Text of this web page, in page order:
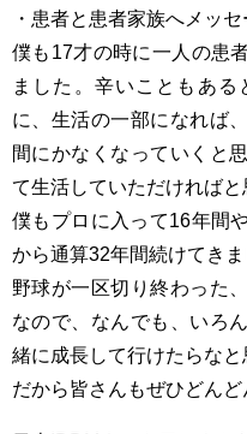
・患者と患者家族へメッセ
僕も17才の時に一人の患
ました。辛いこともあ
に、生活の一部になれば
間にかなくなっていくと
て生活していただければと
僕もプロに入って16年間
から通算32年間続けてきま
野球が一区切り終わった
なので、なんでも、いろ
緒に成長して行けたらなと
だから皆さんもぜひどんど